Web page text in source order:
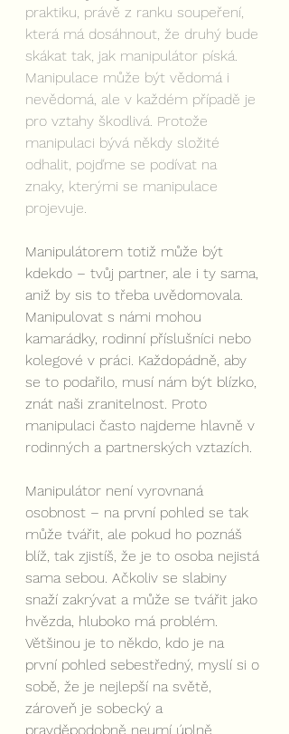
praktiku, právě z ranku soupeření,
která má dosáhnout, že druhý bude
skákat tak, jak manipulátor píská.
Manipulace může být vědomá i
nevědomá, ale v každém případě je
pro vztahy škodlivá. Protože
manipulaci bývá někdy složité
odhalit, pojďme se podívat na
znaky, kterými se manipulace
projevuje.
Manipulátorem totiž může být
kdekdo – tvůj partner, ale i ty sama,
aniž by sis to třeba uvědomovala.
Manipulovat s námi mohou
kamarádky, rodinní příslušníci nebo
kolegové v práci. Každopádně, aby
se to podařilo, musí nám být blízko,
znát naši zranitelnost. Proto
manipulaci často najdeme hlavně v
rodinných a partnerských vztazích.
Manipulátor není vyrovnaná
osobnost – na první pohled se tak
může tvářit, ale pokud ho poznáš
blíž, tak zjistíš, že je to osoba nejistá
sama sebou. Ačkoliv se slabiny
snaží zakrývat a může se tvářit jako
hvězda, hluboko má problém.
Většinou je to někdo, kdo je na
první pohled sebestředný, myslí si o
sobě, že je nejlepší na světě,
zároveň je sobecký a
pravděpodobně neumí úplně